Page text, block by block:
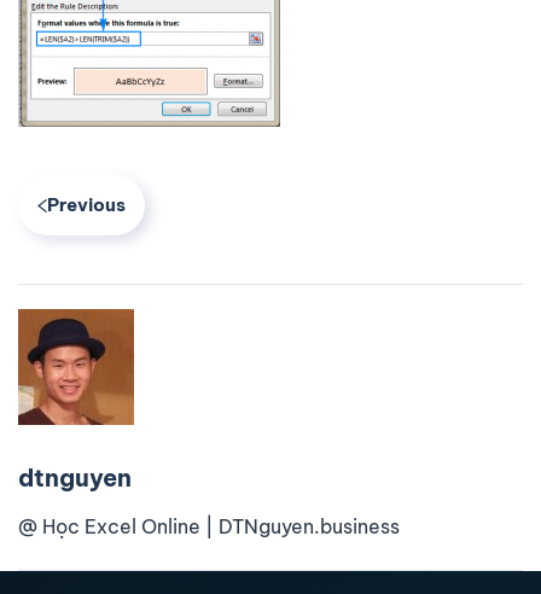
Previous
dtnguyen
@ Học Excel Online | DTNguyen.business